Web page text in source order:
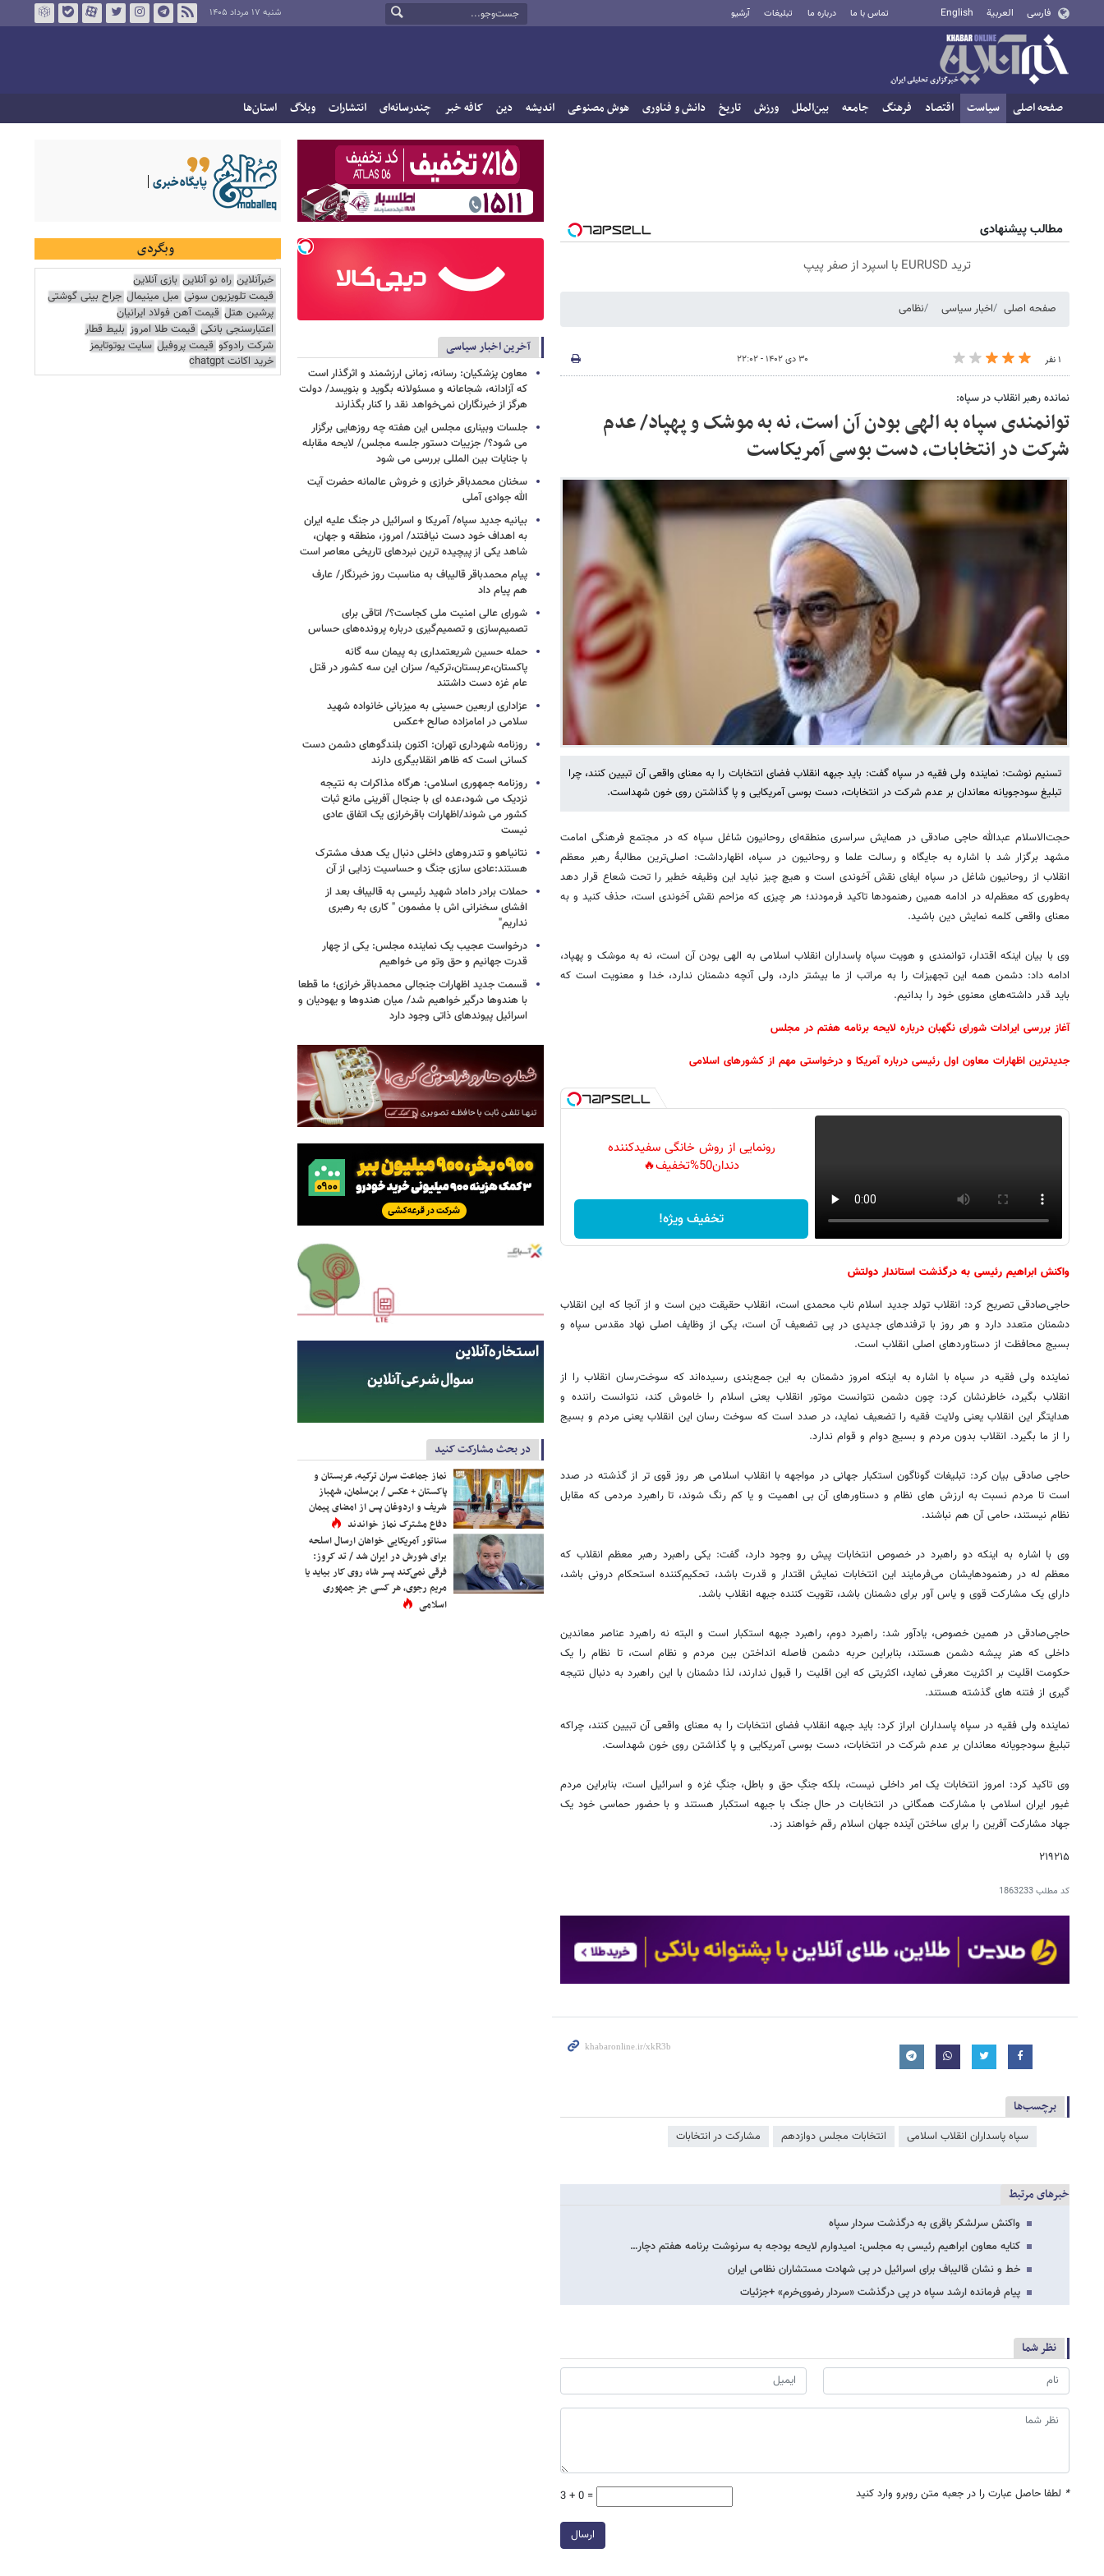
فارسی العربية English تماس با ما درباره ما تبلیغات آرشیو شنبه ۱۷ مرداد ۱۴۰۵
صفحه اصلی سیاست اقتصاد فرهنگ جامعه بین‌الملل ورزش تاریخ دانش و فناوری هوش مصنوعی اندیشه دین کافه خبر چندرسانه‌ای انتشارات وبلاگ استان‌ها
مطالب پیشنهادی
ترید EURUSD با اسپرد از صفر پیپ
صفحه اصلی اخبار سیاسی نظامی
۱ نفر ۳۰ دی ۱۴۰۲ - ۲۲:۰۲
نمانده رهبر انقلاب در سپاه:
توانمندی سپاه به الهی بودن آن است، نه به موشک و پهپاد/ عدم
شرکت در انتخابات، دست بوسی آمریکاست
تسنیم نوشت: نماینده ولی فقیه در سپاه گفت: باید جبهه انقلاب فضای انتخابات را به معنای واقعی آن تبیین کنند، چرا
تبلیغ سودجویانه معاندان بر عدم شرکت در انتخابات، دست بوسی آمریکایی و پا گذاشتن روی خون شهداست.
حجت‌الاسلام عبدالله حاجی صادقی در همایش سراسری منطقه‌ای روحانیون شاغل سپاه که در مجتمع فرهنگی امامت
مشهد برگزار شد با اشاره به جایگاه و رسالت علما و روحانیون در سپاه، اظهارداشت: اصلی‌ترین مطالبۀ رهبر معظم
انقلاب از روحانیون شاغل در سپاه ایفای نقش آخوندی است و هیچ چیز نباید این وظیفه خطیر را تحت شعاع قرار دهد
به‌طوری که معظم‌له در ادامه همین رهنمودها تاکید فرمودند؛ هر چیزی که مزاحم نقش آخوندی است، حذف کنید و به
معنای واقعی کلمه نمایش دین باشید.
وی با بیان اینکه اقتدار، توانمندی و هویت سپاه پاسداران انقلاب اسلامی به الهی بودن آن است، نه به موشک و پهپاد،
ادامه داد: دشمن همه این تجهیزات را به مراتب از ما بیشتر دارد، ولی آنچه دشمنان ندارد، خدا و معنویت است که
باید قدر داشته‌های معنوی خود را بدانیم.
آغاز بررسی ایرادات شورای نگهبان درباره لایحه برنامه هفتم در مجلس
جدیدترین اظهارات معاون اول رئیسی درباره آمریکا و درخواستی مهم از کشورهای اسلامی
رونمایی از روش خانگی سفیدکننده
دندان50%تخفیف🔥
تخفیف ویژه!
واکنش ابراهیم رئیسی به درگذشت استاندار دولتش
حاجی‌صادقی تصریح کرد: انقلاب تولد جدید اسلام ناب محمدی است، انقلاب حقیقت دین است و از آنجا که این انقلاب
دشمنان متعدد دارد و هر روز با ترفندهای جدیدی در پی تضعیف آن است، یکی از وظایف اصلی نهاد مقدس سپاه و
بسیج محافظت از دستاوردهای اصلی انقلاب است.
نماینده ولی فقیه در سپاه با اشاره به اینکه امروز دشمنان به این جمع‌بندی رسیده‌اند که سوخت‌رسان انقلاب را از
انقلاب بگیرد، خاطرنشان کرد: چون دشمن نتوانست موتور انقلاب یعنی اسلام را خاموش کند، نتوانست راننده و
هدایتگر این انقلاب یعنی ولایت فقیه را تضعیف نماید، در صدد است که سوخت رسان این انقلاب یعنی مردم و بسیج
را از ما بگیرد. انقلاب بدون مردم و بسیج دوام و قوام ندارد.
حاجی صادقی بیان کرد: تبلیغات گوناگون استکبار جهانی در مواجهه با انقلاب اسلامی هر روز قوی تر از گذشته در صدد
است تا مردم نسبت به ارزش های نظام و دستاورهای آن بی اهمیت و یا کم رنگ شوند، تا راهبرد مردمی که مقابل
نظام نیستند، حامی آن هم نباشند.
وی با اشاره به اینکه دو راهبرد در خصوص انتخابات پیش رو وجود دارد، گفت: یکی راهبرد رهبر معظم انقلاب که
معظم له در رهنمودهایشان می‌فرمایند این انتخابات نمایش اقتدار و قدرت باشد، تحکیم‌کننده استحکام درونی باشد،
دارای یک مشارکت قوی و یاس آور برای دشمنان باشد، تقویت کننده جبهه انقلاب باشد.
حاجی‌صادقی در همین خصوص، یادآور شد: راهبرد دوم، راهبرد جبهه استکبار است و البته نه راهبرد عناصر معاندین
داخلی که هنر پیشه دشمن هستند، بنابراین حربه دشمن فاصله انداختن بین مردم و نظام است، تا نظام را یک
حکومت اقلیت بر اکثریت معرفی نماید، اکثریتی که این اقلیت را قبول ندارند، لذا دشمنان با این راهبرد به دنبال نتیجه
گیری از فتنه های گذشته هستند.
نماینده ولی فقیه در سپاه پاسداران ابراز کرد: باید جبهه انقلاب فضای انتخابات را به معنای واقعی آن تبیین کنند، چراکه
تبلیغ سودجویانه معاندان بر عدم شرکت در انتخابات، دست بوسی آمریکایی و پا گذاشتن روی خون شهداست.
وی تاکید کرد: امروز انتخابات یک امر داخلی نیست، بلکه جنگِ حق و باطل، جنگِ غزه و اسرائیل است، بنابراین مردم
غیور ایران اسلامی با مشارکت همگانی در انتخابات در حال جنگ با جبهه استکبار هستند و با حضور حماسی خود یک
جهاد مشارکت آفرین را برای ساختن آینده جهان اسلام رقم خواهند زد.
۲۱۹۲۱۵
کد مطلب1863233
برچسب‌ها
سپاه پاسداران انقلاب اسلامی انتخابات مجلس دوازدهم مشارکت در انتخابات
خبرهای مرتبط
واکنش سرلشکر باقری به درگذشت سردار سپاه
کنایه معاون ابراهیم رئیسی به مجلس: امیدوارم لایحه بودجه به سرنوشت برنامه هفتم دچار…
خط و نشان قالیباف برای اسرائیل در پی شهادت مستشاران نظامی ایران
پیام فرمانده ارشد سپاه در پی درگذشت «سردار رضوی‌خرم» +جزئیات
نظر شما
* لطفا حاصل عبارت را در جعبه متن روبرو وارد کنید 3 + 0 =
ارسال
آخرین اخبار سیاسی
معاون پزشکیان: رسانه، زمانی ارزشمند و اثرگذار است
که آزادانه، شجاعانه و مسئولانه بگوید و بنویسد/ دولت
هرگز از خبرنگاران نمی‌خواهد نقد را کنار بگذارند
جلسات وبیناری مجلس این هفته چه روزهایی برگزار
می شود؟/ جزییات دستور جلسه مجلس/ لایحه مقابله
با جنایات بین المللی بررسی می شود
سخنان محمدباقر خرازی و خروش عالمانه حضرت آیت
الله جوادی آملی
بیانیه جدید سپاه/ آمریکا و اسرائیل در جنگ علیه ایران
به اهداف خود دست نیافتند/ امروز، منطقه و جهان،
شاهد یکی از پیچیده ترین نبردهای تاریخی معاصر است
پیام محمدباقر قالیباف به مناسبت روز خبرنگار/ عارف
هم پیام داد
شورای عالی امنیت ملی کجاست؟/ اتاقی برای
تصمیم‌سازی و تصمیم‌گیری درباره پرونده‌های حساس
حمله حسین شریعتمداری به پیمان سه گانه
پاکستان،عربستان،ترکیه/ سزان این سه کشور در قتل
عام غزه دست داشتند
عزاداری اربعین حسینی به میزبانی خانواده شهید
سلامی در امامزاده صالح +عکس
روزنامه شهرداری تهران: اکنون بلندگوهای دشمن دست
کسانی است که ظاهر انقلابیگری دارند
روزنامه جمهوری اسلامی: هرگاه مذاکرات به نتیجه
نزدیک می شود،عده ای با جنجال آفرینی مانع ثبات
کشور می شوند/اظهارات باقرخرازی یک اتفاق عادی
نیست
نتانیاهو و تندروهای داخلی دنبال یک هدف مشترک
هستند:عادی سازی جنگ و حساسیت زدایی از آن
حملات برادر داماد شهید رئیسی به قالیباف بعد از
افشای سخنرانی اش با مضمون " کاری به رهبری
نداریم"
درخواست عجیب یک نماینده مجلس: یکی از چهار
قدرت جهانیم و حق وتو می خواهیم
قسمت جدید اظهارات جنجالی محمدباقر خرازی؛ ما قطعا
با هندوها درگیر خواهیم شد/ میان هندوها و یهودیان و
اسرائیل پیوندهای ذاتی وجود دارد
در بحث مشارکت کنید
نماز جماعت سران ترکیه، عربستان و
پاکستان + عکس / بن‌سلمان، شهباز
شریف و اردوغان پس از امضای پیمان
دفاع مشترک نماز خواندند
سناتور آمریکایی خواهان ارسال اسلحه
برای شورش در ایران شد / تد کروز:
فرقی نمی‌کند پسر شاه روی کار بیاید یا
مریم رجوی، هر کسی جز جمهوری
اسلامی
وبگردی
خبرآنلاین راه نو آنلاین بازی آنلاین
قیمت تلویزیون سونی مبل مینیمال جراح بینی گوشتی
پرشین هتل قیمت آهن فولاد ایرانیان
اعتبارسنجی بانکی قیمت طلا امروز بلیط قطار
شرکت رادوکو قیمت پروفیل سایت یوتوتایمز
خرید اکانت chatgpt